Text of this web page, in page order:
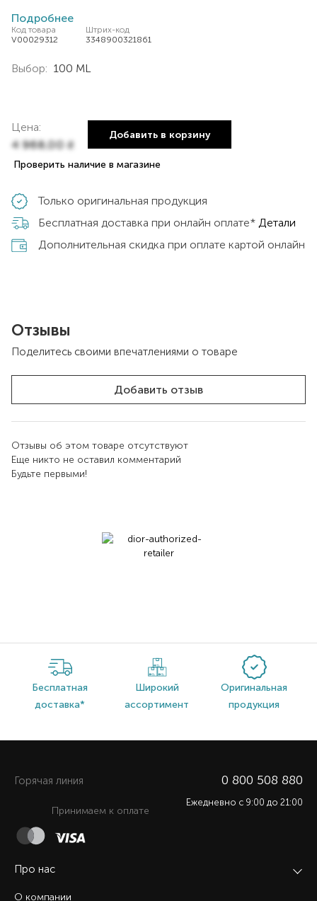
Подробнее
Код товара
V00029312
Штрих-код
3348900321861
Выбор: 100 ML
Цена:
4 968,00 ₴
Добавить в корзину
Проверить наличие в магазине
Только оригинальная продукция
Бесплатная доставка при онлайн оплате* Детали
Дополнительная скидка при оплате картой онлайн
Отзывы
Поделитесь своими впечатлениями о товаре
Добавить отзыв
Отзывы об этом товаре отсутствуют
Еще никто не оставил комментарий
Будьте первыми!
Бесплатная
доставка*
Широкий
ассортимент
Оригинальная
продукция
Про нас
О компании
Горячая линия 0 800 508 880
Ежедневно c 9:00 до 21:00
Принимаем к оплате